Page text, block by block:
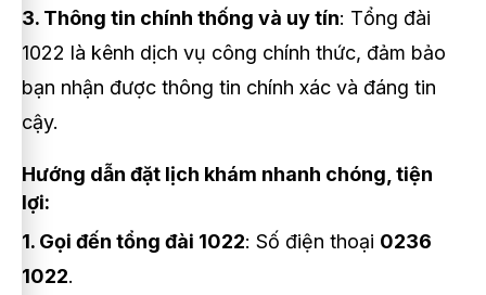
3. Thông tin chính thống và uy tín: Tổng đài
1022 là kênh dịch vụ công chính thức, đảm bảo
bạn nhận được thông tin chính xác và đáng tin
cậy.
Hướng dẫn đặt lịch khám nhanh chóng, tiện
lợi:
1. Gọi đến tổng đài 1022: Số điện thoại 0236
1022.